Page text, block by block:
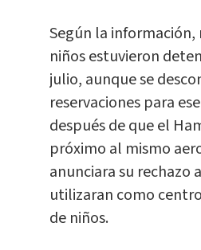
Según la información,
niños estuvieron
julio, aunque se
reservaciones para
después de que el
próximo al mismo
anunciara su rechazo
utilizaran como
de niños.